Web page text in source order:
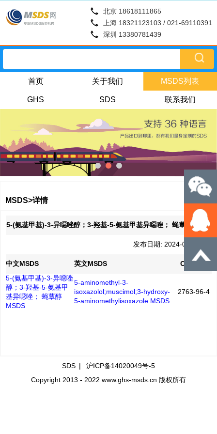
北京 18618111865
上海 18321123103 / 021-69110391
深圳 13380781439
首页 关于我们 MSDS列表
GHS SDS 联系我们
MSDS>详情
5-(氨基甲基)-3-异噁唑醇；3-羟基-5-氨基甲基异噁唑； 蝇蕈醇MSDS
发布日期: 2024-06-28
中文MSDS 英文MSDS
CAS No.
5-(氨基甲基)-3-异噁唑
醇；3-羟基-5-氨基甲
基异噁唑； 蝇蕈醇
MSDS
5-aminomethyl-3-
isoxazolol;muscimol;3-hydroxy-
5-aminomethylisoxazole MSDS
2763-96-4
SDS | 沪ICP备14020049号-5
Copyright 2013 - 2022 www.ghs-msds.cn 版权所有